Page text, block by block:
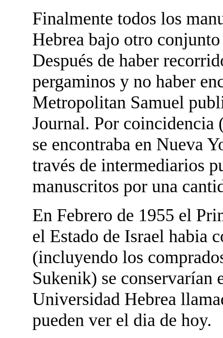
Finalmente todos los
Hebrea bajo otro
Después de haber
pergaminos y no haber
Metropolitan Samuel
Journal. Por
se encontraba en Nueva
través de intermediarios
manuscritos por una
En Febrero de 1955 el
el Estado de Israel habia
(incluyendo los
Sukenik) se conservarían
Universidad Hebrea
pueden ver el dia de hoy.